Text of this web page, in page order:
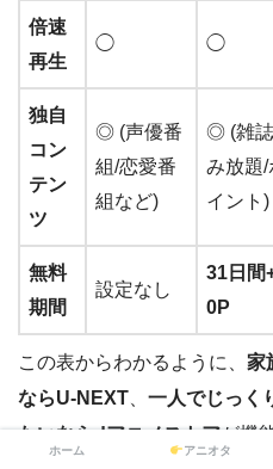
倍速
再生
◯ ◯
独自
コン
テン
ツ
◎ (声優番
組/恋愛番
組など)
◎ (雑
み放題/
イント)
無料
期間
設定なし
31日間
0P
この表からわかるように、 家
ならU-NEXT
一人でじっく
たいならdアニメストアが機
ホーム アニオタ